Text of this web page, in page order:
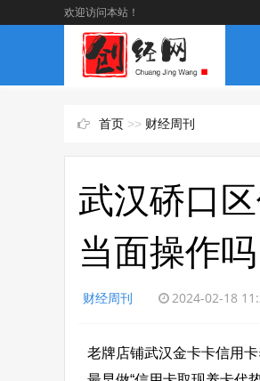
欢迎访问本站！
首页 >> 财经周刊
武汉硚口
当面操作
财经周刊 2024-02-18
老牌店铺武汉金卡卡信用